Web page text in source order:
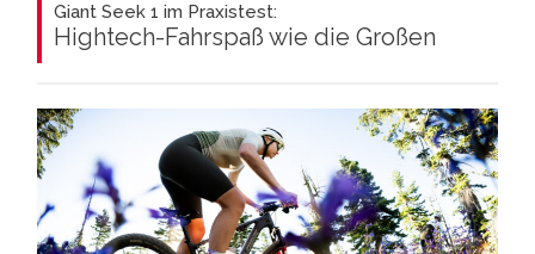
Giant Seek 1 im Praxistest:
Hightech-Fahrspaß wie die Großen